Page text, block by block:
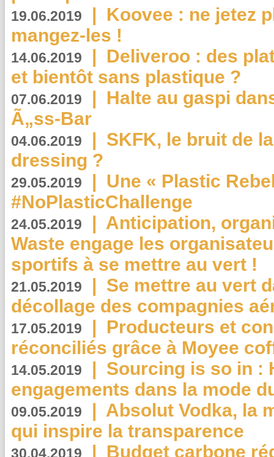
19.06.2019 | Koovee : ne jetez
mangez-les !
14.06.2019 | Deliveroo : des
et bientôt sans plastique ?
07.06.2019 | Halte au gaspi
Ã„ss-Bar
04.06.2019 | SKFK, le bruit de
dressing ?
29.05.2019 | Une « Plastic
#NoPlasticChallenge
24.05.2019 | Anticipation,
Waste engage les
sportifs à se mettre au vert !
21.05.2019 | Se mettre au vert
décollage des compagnies
17.05.2019 | Producteurs et
réconciliés grâce à Moyee
14.05.2019 | Sourcing is so in :
engagements dans la mode
09.05.2019 | Absolut Vodka, la
qui inspire la transparence
30.04.2019 | Budget carbone